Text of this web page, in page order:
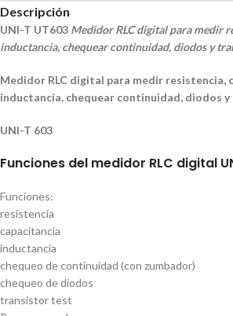
Descripción
UNI-T UT603 Medidor RLC digital para medir
inductancia, chequear continuidad, diodos y
Medidor RLC digital para medir resistencia,
inductancia, chequear continuidad, diodos
UNI-T 603
Funciones del medidor RLC digital
Funciones:
resistencia
capacitancia
inductancia
chequeo de continuidad (con zumbador)
chequeo de diodos
transistor test